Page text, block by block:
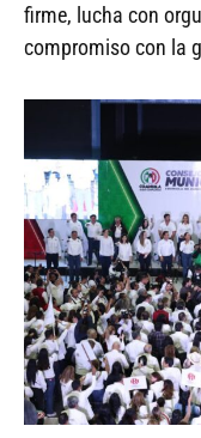
firme, lucha con
compromiso con la